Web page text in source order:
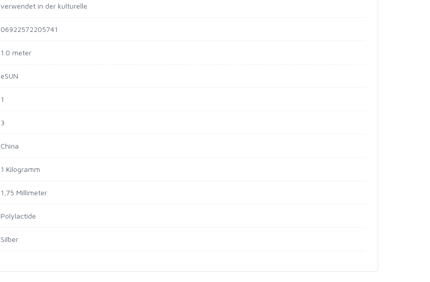
verwendet in der kulturelle
06922572205741
1.0 meter
eSUN
1
3
China
1 Kilogramm
1,75 Millimeter
Polylactide
Silber